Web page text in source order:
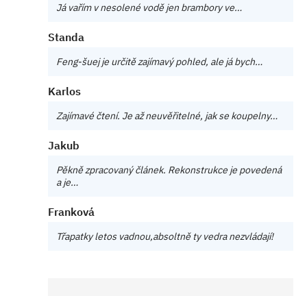
Já vařím v nesolené vodě jen brambory ve…
Standa
Feng-šuej je určitě zajímavý pohled, ale já bych…
Karlos
Zajímavé čtení. Je až neuvěřitelné, jak se koupelny…
Jakub
Pěkně zpracovaný článek. Rekonstrukce je povedená
a je…
Franková
Třapatky letos vadnou,absoltně ty vedra nezvládají!